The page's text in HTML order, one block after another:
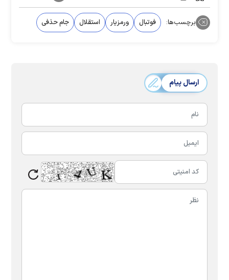
برچسب‌ها: فوتبال ورمزیار استقلال جام حذفی
ارسال پیام